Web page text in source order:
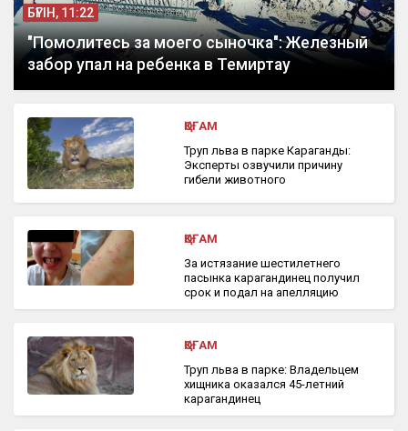
БҮГІН, 11:22
"Помолитесь за моего сыночка": Железный
забор упал на ребенка в Темиртау
ҚОҒАМ
Труп льва в парке Караганды:
Эксперты озвучили причину
гибели животного
ҚОҒАМ
За истязание шестилетнего
пасынка карагандинец получил
срок и подал на апелляцию
ҚОҒАМ
Труп льва в парке: Владельцем
хищника оказался 45-летний
карагандинец